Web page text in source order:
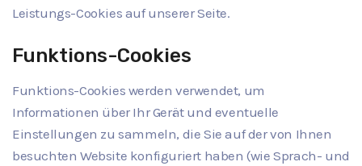
Leistungs-Cookies auf unserer Seite.
Funktions-Cookies
Funktions-Cookies werden verwendet, um
Informationen über Ihr Gerät und eventuelle
Einstellungen zu sammeln, die Sie auf der von Ihnen
besuchten Website konfiguriert haben (wie Sprach- und